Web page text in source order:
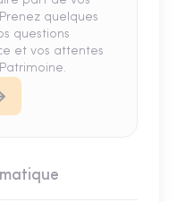
quelques
questions
et vos attentes